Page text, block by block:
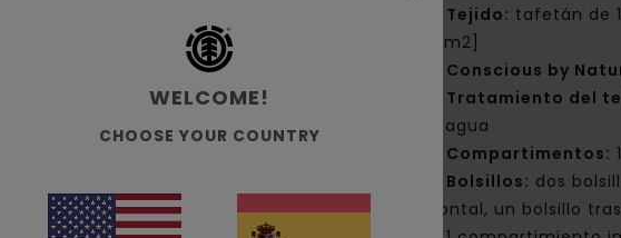
Tejido: tafetán de
g/m2]
Conscious by
Tratamiento del
al agua
Compartimentos:
Bolsillos: dos
frontal, un bolsillo
WELCOME!
CHOOSE YOUR COUNTRY